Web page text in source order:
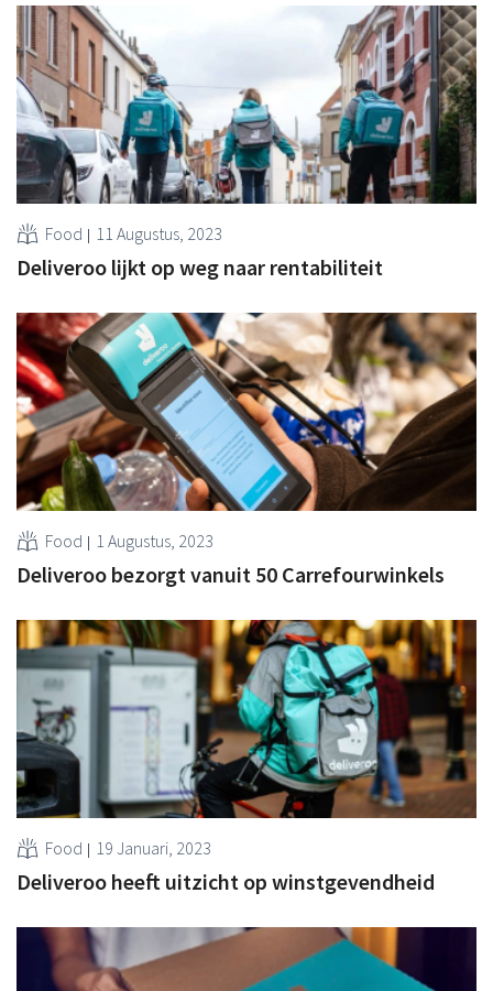
Food 11 Augustus, 2023
Deliveroo lijkt op weg naar rentabiliteit
Food 1 Augustus, 2023
Deliveroo bezorgt vanuit 50 Carrefourwinkels
Food 19 Januari, 2023
Deliveroo heeft uitzicht op winstgevendheid